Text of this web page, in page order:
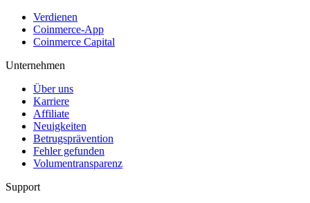
Verdienen
Coinmerce-App
Coinmerce Capital
Unternehmen
Über uns
Karriere
Affiliate
Neuigkeiten
Betrugsprävention
Fehler gefunden
Volumentransparenz
Support